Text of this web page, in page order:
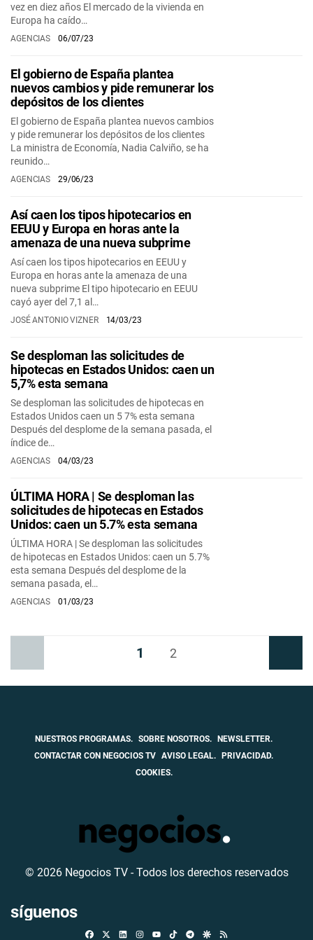
vez en diez años El mercado de la vivienda en
Europa ha caído…
AGENCIAS 06/07/23
El gobierno de España plantea
nuevos cambios y pide remunerar los
depósitos de los clientes
El gobierno de España plantea nuevos cambios
y pide remunerar los depósitos de los clientes
La ministra de Economía, Nadia Calviño, se ha
reunido…
AGENCIAS 29/06/23
Así caen los tipos hipotecarios en
EEUU y Europa en horas ante la
amenaza de una nueva subprime
Así caen los tipos hipotecarios en EEUU y
Europa en horas ante la amenaza de una
nueva subprime El tipo hipotecario en EEUU
cayó ayer del 7,1 al…
JOSÉ ANTONIO VIZNER 14/03/23
Se desploman las solicitudes de
hipotecas en Estados Unidos: caen un
5,7% esta semana
Se desploman las solicitudes de hipotecas en
Estados Unidos caen un 5 7% esta semana
Después del desplome de la semana pasada, el
índice de…
AGENCIAS 04/03/23
ÚLTIMA HORA | Se desploman las
solicitudes de hipotecas en Estados
Unidos: caen un 5.7% esta semana
ÚLTIMA HORA | Se desploman las solicitudes
de hipotecas en Estados Unidos: caen un 5.7%
esta semana Después del desplome de la
semana pasada, el…
AGENCIAS 01/03/23
1 2
NUESTROS PROGRAMAS. SOBRE NOSOTROS.
NEWSLETTER.
CONTACTAR CON NEGOCIOS TV AVISO LEGAL.
PRIVACIDAD.
COOKIES.
© 2026 Negocios TV - Todos los derechos reservados
síguenos
FacebookLinkedinInstagramTikTokTelegramGoogle Discover